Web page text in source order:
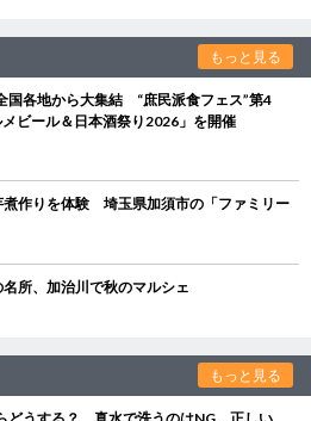
もっと見る
国各地から大集結 “庶民派食フェス”第4
ビール＆日本酒祭り2026」を開催
煮作りを体験 埼玉県加須市の「ファミリー
所、加治川で秋のマルシェ
もっと見る